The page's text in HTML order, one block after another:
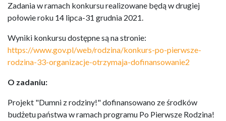
Zadania w ramach konkursu realizowane będą w drugiej
połowie roku 14 lipca-31 grudnia 2021.
Wyniki konkursu dostępne są na stronie:
https://www.gov.pl/web/rodzina/konkurs-po-pierwsze-
rodzina-33-organizacje-otrzymaja-dofinansowanie2
O zadaniu:
Projekt "Dumni z rodziny!" dofinansowano ze środków
budżetu państwa w ramach programu Po Pierwsze Rodzina!